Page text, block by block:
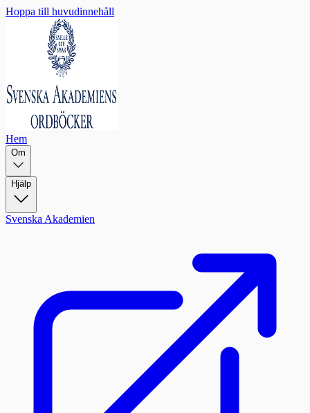
Hoppa till huvudinnehåll
Hem
Om
Hjälp
Svenska Akademien